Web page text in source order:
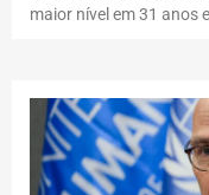
maior nível em 31 anos